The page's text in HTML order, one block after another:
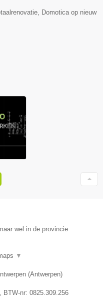
Domotica op nieuw
wel in de provincie
▼
(Antwerpen)
, BTW-nr: 0825.309.256